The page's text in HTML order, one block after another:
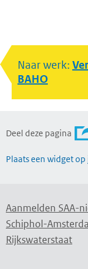
Naar werk:
BAHO
Deel deze pagina
Plaats een widget op
Aanmelden SAA-
Schiphol-
Rijkswaterstaat